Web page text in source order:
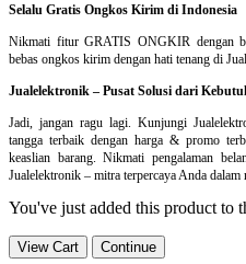
Selalu Gratis Ongkos Kirim di Indonesia
Nikmati fitur GRATIS ONGKIR dengan
bebas ongkos kirim dengan hati tenang di
Jualelektronik – Pusat Solusi dari
Jadi, jangan ragu lagi. Kunjungi
tangga terbaik dengan harga & promo
keaslian barang. Nikmati pengalaman
Jualelektronik – mitra terpercaya Anda
You've just added this product to
View Cart Continue